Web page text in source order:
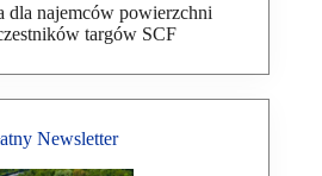
dla najemców powierzchni
targów SCF
Newsletter